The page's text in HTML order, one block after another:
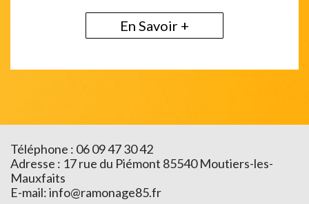
En Savoir +
Téléphone : 06 09 47 30 42
Adresse : 17 rue du Piémont 85540 Moutiers-les-
Mauxfaits
E-mail:info@ramonage85.fr